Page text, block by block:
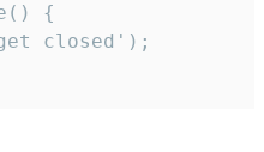
{
closed');